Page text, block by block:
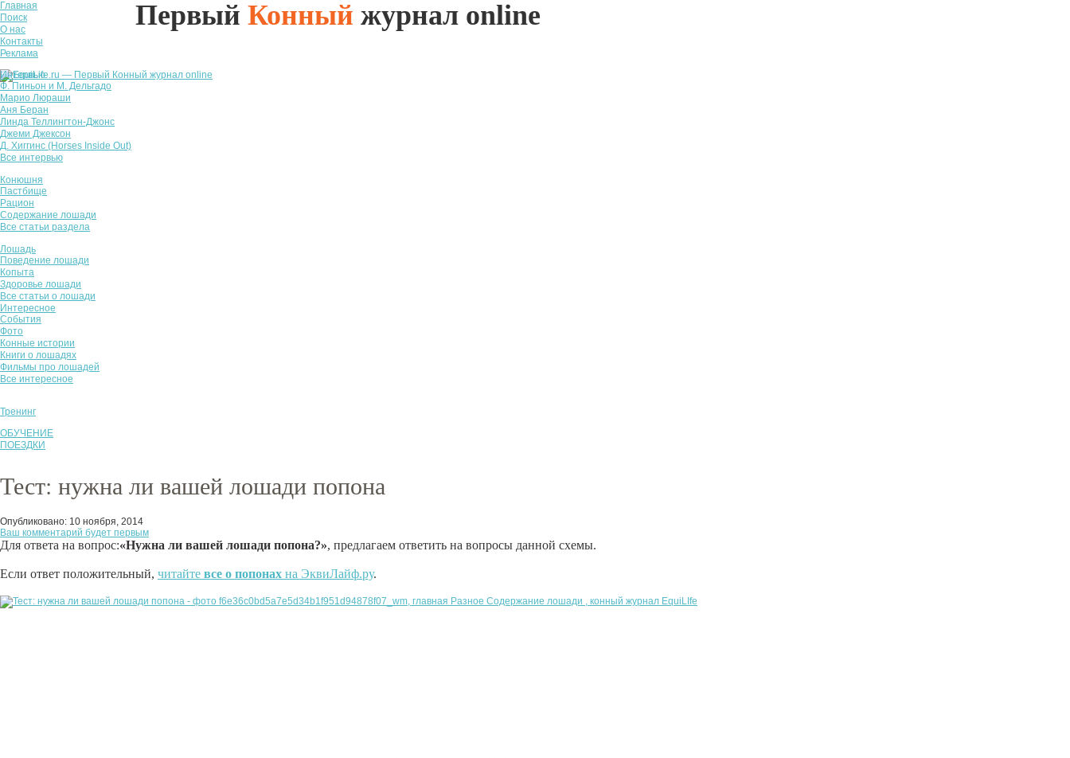
Главная
Поиск
О нас
Контакты
Реклама
Первый Конный журнал online
Интервью
Ф. Пиньон и М. Дельгадо
Марио Люраши
Аня Беран
Линда Теллингтон-Джонс
Джеми Джексон
Д. Хиггинс (Horses Inside Out)
Все интервью
Конюшня
Пастбище
Рацион
Содержание лошади
Все статьи раздела
Лошадь
Поведение лошади
Копыта
Здоровье лошади
Все статьи о лошади
Интересное
События
Фото
Конные истории
Книги о лошадях
Фильмы про лошадей
Все интересное
Тренинг
ОБУЧЕНИЕ
ПОЕЗДКИ
Тест: нужна ли вашей лошади попона
Опубликовано: 10 ноября, 2014
Ваш комментарий будет первым
Для ответа на вопрос:«Нужна ли вашей лошади попона?», предлагаем ответить на вопросы данной схемы.
Если ответ положительный, читайте все о попонах на ЭквиЛайф.ру.